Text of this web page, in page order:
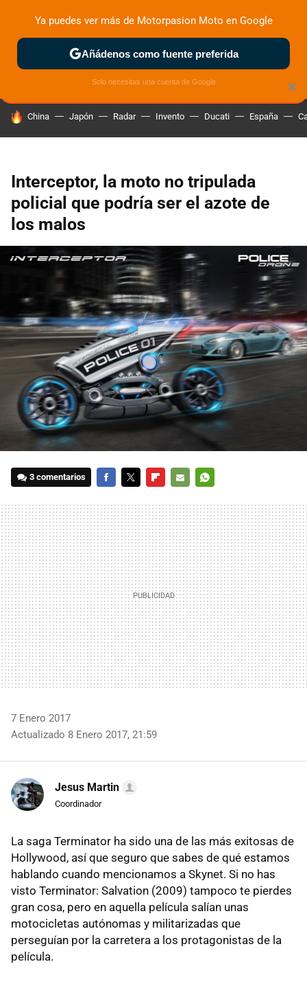
ZONA DE PRUEBAS DEPORTIVAS MOTOS ELÉCTRICAS
HOY SE HABLA DE
China Japón Radar Invento Ducati España
Interceptor, la moto no tripulada
policial que podría ser el azote de
los malos
3 comentarios
MAIL
7 Enero 2017
Actualizado 8 Enero 2017, 21:59
Jesus Martin
Coordinador
La saga Terminator ha sido una de las más exitosas de
Hollywood, así que seguro que sabes de qué estamos
hablando cuando mencionamos a Skynet. Si no has
visto Terminator: Salvation (2009) tampoco te pierdes
gran cosa, pero en aquella película salían unas
motocicletas autónomas y militarizadas que
perseguían por la carretera a los protagonistas de la
película.
×
Ya puedes ver más de Motorpasion Moto en Google
Añádenos como fuente preferida
Solo necesitas una cuenta de Google